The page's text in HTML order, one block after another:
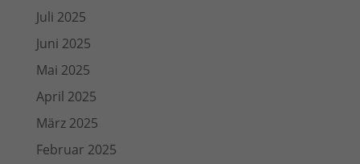
Juli 2025
Juni 2025
Mai 2025
April 2025
März 2025
Februar 2025